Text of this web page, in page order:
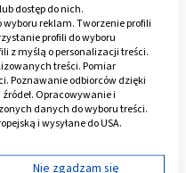
należy:
dostęp do nich.
reklam. Tworzenie profili
profili do wyboru
z myślą o personalizacji treści.
treści. Pomiar
Poznawanie odbiorców dzięki
Opracowywanie i
danych do wyboru treści.
i wysyłane do USA.
IAB)
Nie zgadzam się